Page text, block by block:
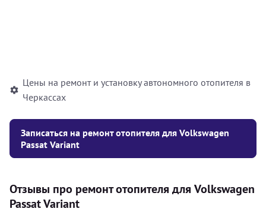
Цены на ремонт и установку автономного отопителя в
Черкассах
Записаться на ремонт отопителя для Volkswagen
Passat Variant
Отзывы про ремонт отопителя для Volkswagen
Passat Variant